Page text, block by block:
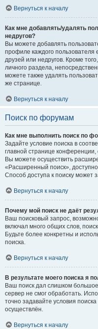
Вернуться к началу
Как мне добавлять/удалять
недругов?
Вы можете добавлять
профиле каждого пользователя
друзей или недругов. Кроме
личного раздела,
можете также удалять
же странице.
Вернуться к началу
Поиск по форумам
Как мне выполнить поиск по
Задайте условие поиска в
главной странице
Вы можете осуществить
«Расширенный поиск»,
Способ доступа к поиску может
Вернуться к началу
Почему мой поиск не даёт
Ваш поисковый запрос,
включал много общих слов,
Будьте более конкретны и
поиска.
Вернуться к началу
В результате моего поиска я
Ваш поиск дал слишком большое
сервер не смог обработать.
точно задавайте условия
осуществлён.
Вернуться к началу